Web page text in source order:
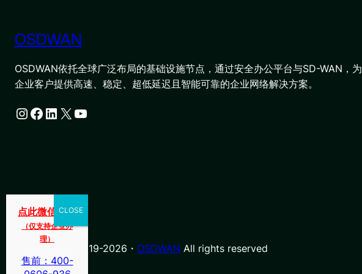
OSDWAN
OSDWAN依托全球广泛布局的基础设施节点，通过安全办公平台与SD-WAN，为
企业客户提供高速、稳定、超低延迟且智能可靠的企业网络解决方案。
Instagram Facebook LinkedIn X YouTube
© Copyright 2019-2026・ OSDWAN All rights reserved
点此微信咨询
（仅支持企业办
理）
售前：400-